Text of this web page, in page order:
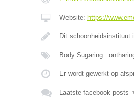
Website: https://
Dit schoonheidsinstituut
Body Sugaring :
Er wordt gewerkt op
Laatste facebook posts